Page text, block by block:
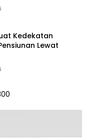
Penjajahan
Politik Indonesia) &
Nasional dan
dalam Menata
Emas 2045”,
Kedekatan
Lewat